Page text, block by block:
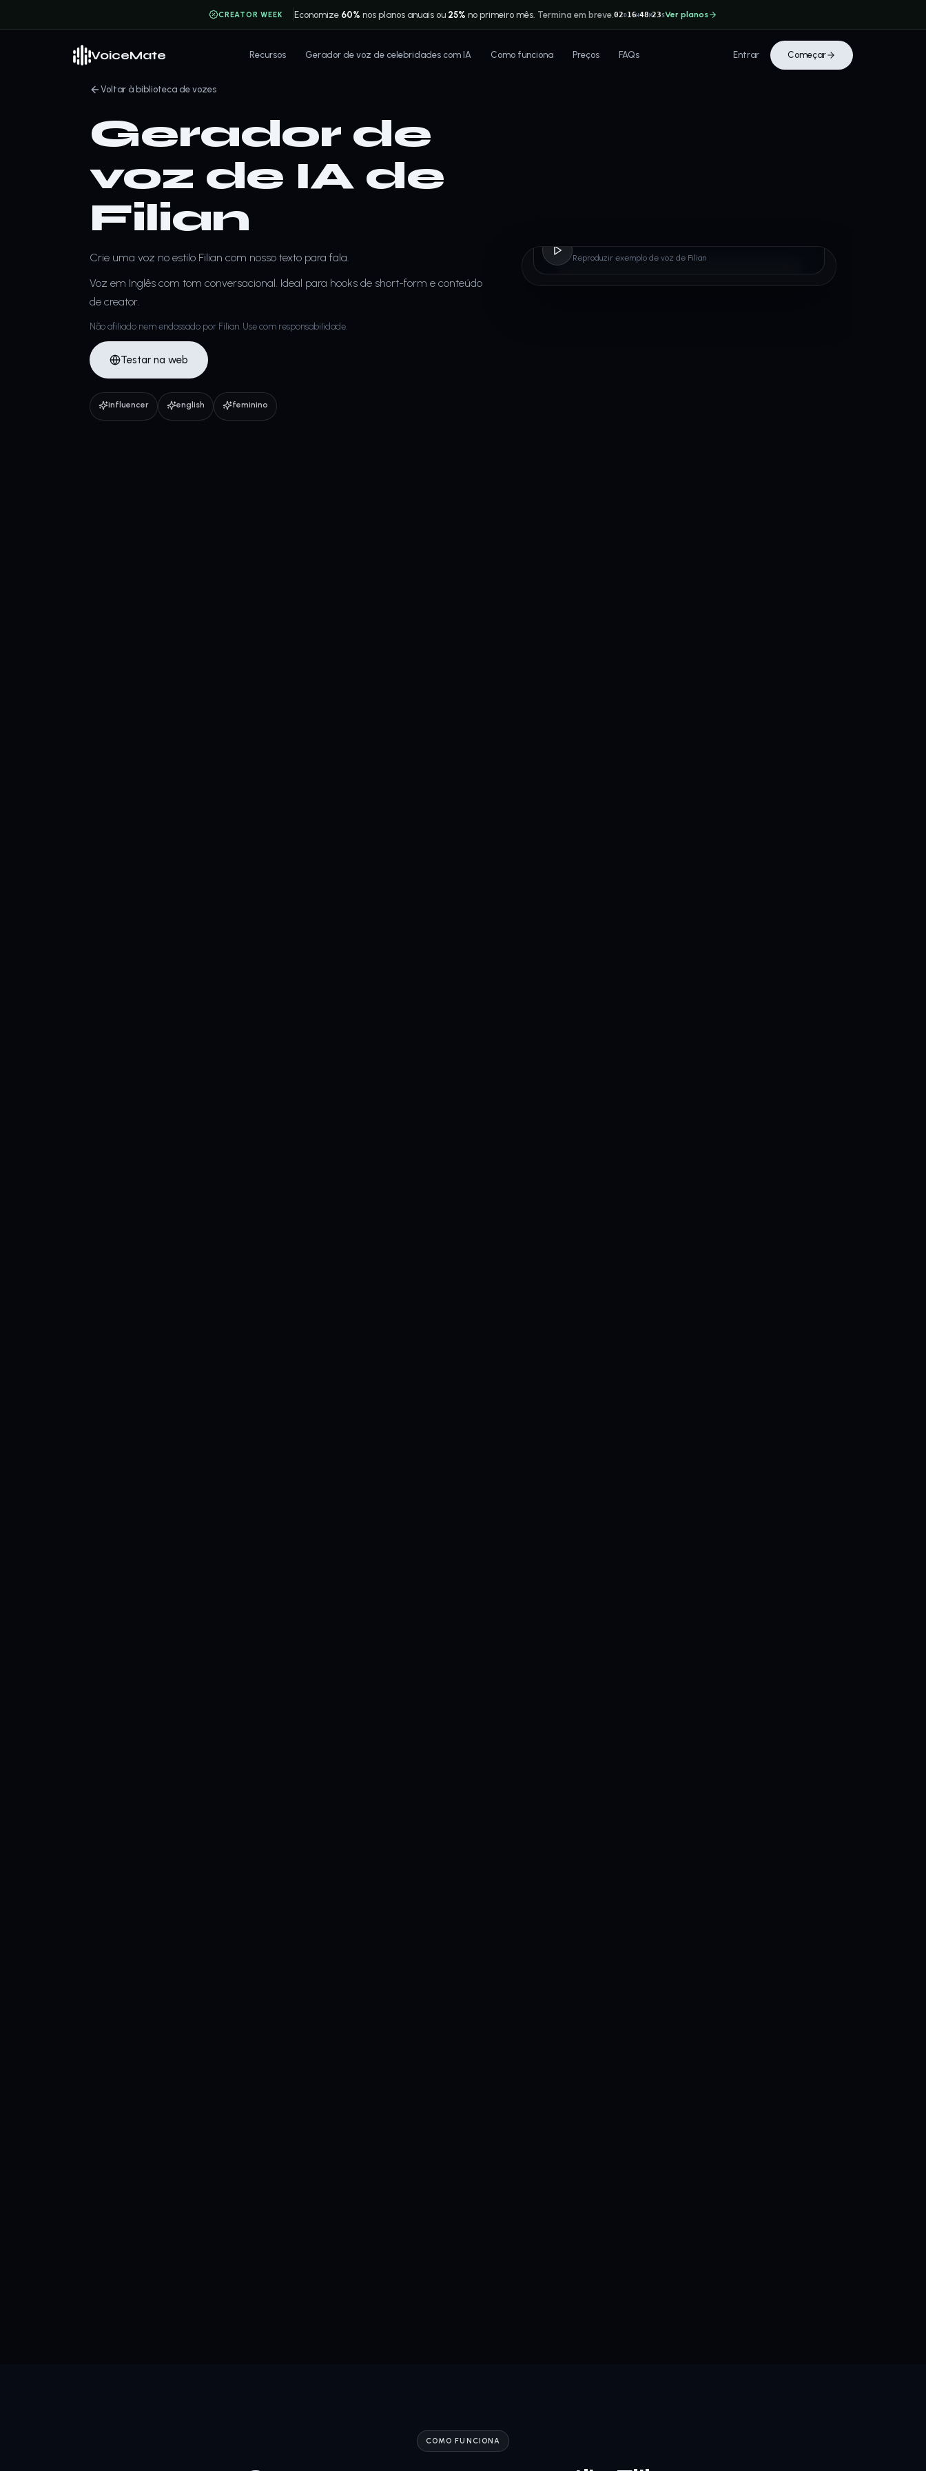
CREATOR WEEK Economize 60% nos planos anuais ou 25% no primeiro mês. Termina em breve.02D16H48M23SVer planos
VoiceMate Recursos Gerador de voz de celebridades com IA Como funciona Preços FAQs Entrar Começar
Voltar à biblioteca de vozes
Gerador de
voz de IA de
Filian
Crie uma voz no estilo Filian com nosso texto para fala.
Voz em Inglês com tom conversacional. Ideal para hooks de short-form e conteúdo
de creator.
Não afiliado nem endossado por Filian. Use com responsabilidade.
Testar na web
influencer english feminino
Reproduzir exemplo de voz de Filian
COMO FUNCIONA